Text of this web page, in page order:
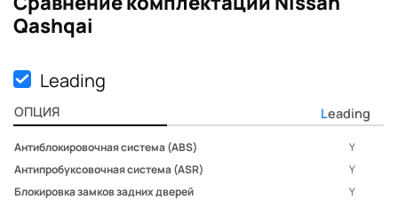
Диски 18
Центральный замок
Прочее
Qashqai
Leading
ОПЦИЯ Leading
Антиблокировочная система (ABS)
Y
Антипробуксовочная система (ASR)
Y
Блокировка замков задних дверей
Y